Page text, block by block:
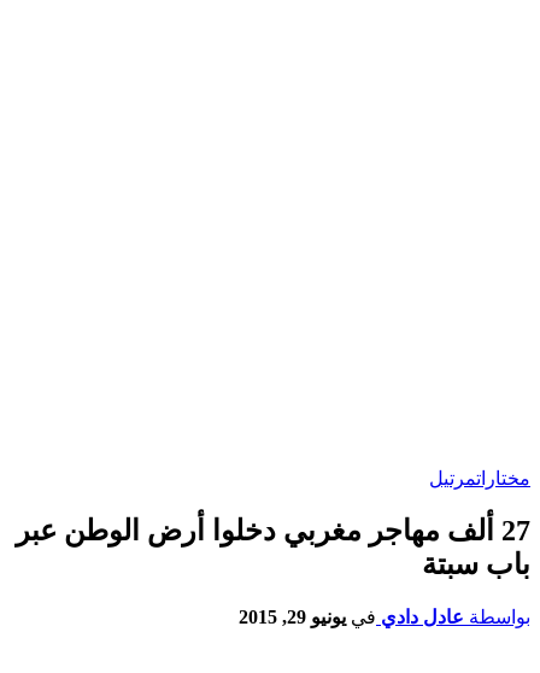
مختاراتمرتيل
27 ألف مهاجر مغربي دخلوا أرض الوطن عبر
باب سبتة
بواسطة عادل دادي في يونيو 29, 2015